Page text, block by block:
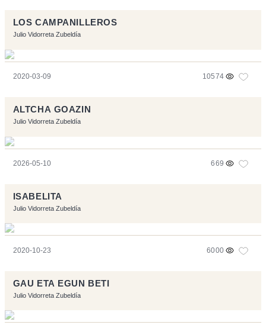
LOS CAMPANILLEROS
Julio Vidorreta Zubeldía
2020-03-09 10574
ALTCHA GOAZIN
Julio Vidorreta Zubeldía
2026-05-10 669
ISABELITA
Julio Vidorreta Zubeldía
2020-10-23 6000
GAU ETA EGUN BETI
Julio Vidorreta Zubeldía